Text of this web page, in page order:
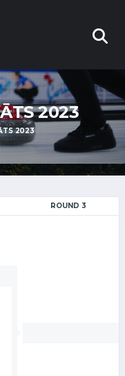
2023
2023
ROUND 3